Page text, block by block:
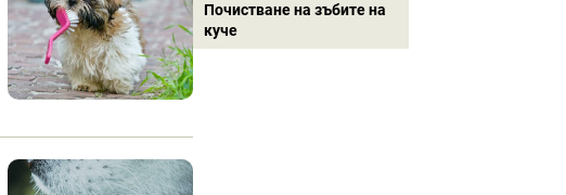
Почистване на зъбите на
куче